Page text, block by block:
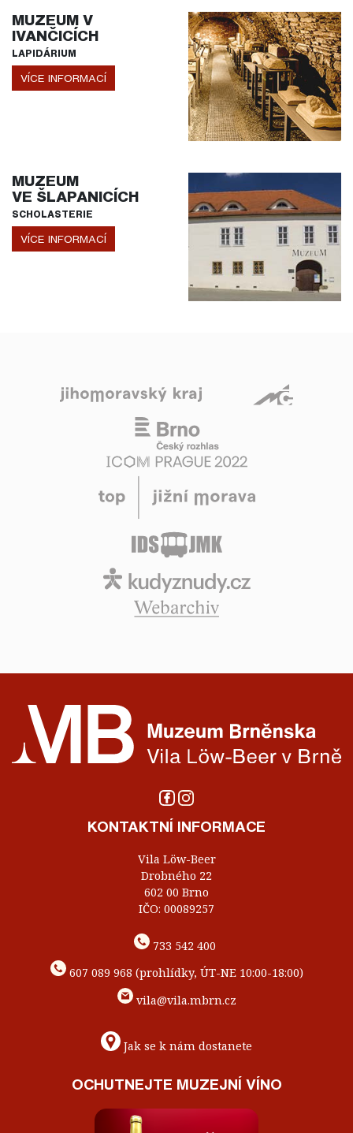
MUZEUM V
IVANČICÍCH
LAPIDÁRIUM
VÍCE INFORMACÍ
MUZEUM
VE ŠLAPANICÍCH
SCHOLASTERIE
VÍCE INFORMACÍ
KONTAKTNÍ INFORMACE
Vila Löw-Beer
Drobného 22
602 00 Brno
IČO: 00089257
733 542 400
607 089 968 (prohlídky, ÚT-NE 10:00-18:00)
vila@vila.mbrn.cz
Jak se k nám dostanete
OCHUTNEJTE MUZEJNÍ VÍNO